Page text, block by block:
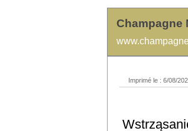
Champagne
Imprimé le : 6/08/